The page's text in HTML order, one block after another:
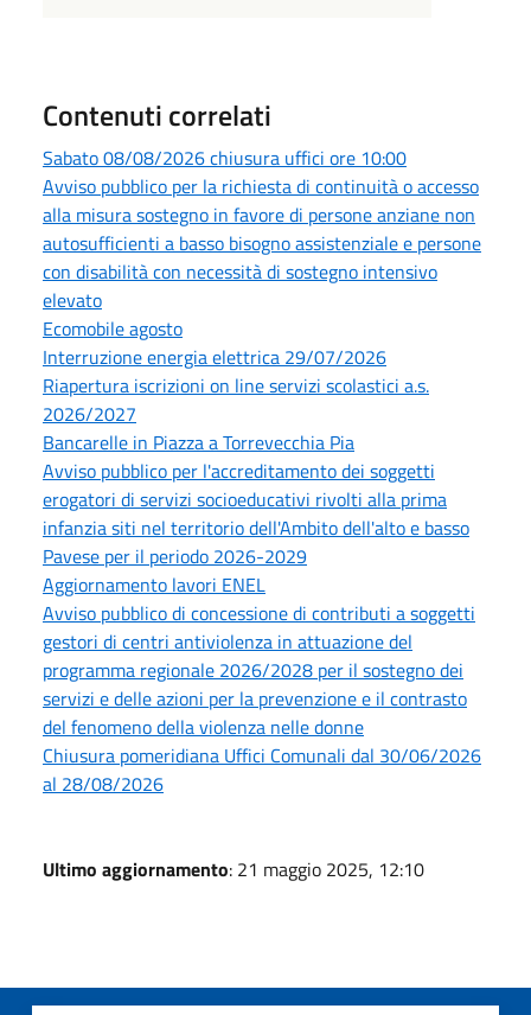
Contenuti correlati
Sabato 08/08/2026 chiusura uffici ore 10:00
Avviso pubblico per la richiesta di continuità o accesso
alla misura sostegno in favore di persone anziane non
autosufficienti a basso bisogno assistenziale e persone
con disabilità con necessità di sostegno intensivo
elevato
Ecomobile agosto
Interruzione energia elettrica 29/07/2026
Riapertura iscrizioni on line servizi scolastici a.s.
2026/2027
Bancarelle in Piazza a Torrevecchia Pia
Avviso pubblico per l'accreditamento dei soggetti
erogatori di servizi socioeducativi rivolti alla prima
infanzia siti nel territorio dell'Ambito dell'alto e basso
Pavese per il periodo 2026-2029
Aggiornamento lavori ENEL
Avviso pubblico di concessione di contributi a soggetti
gestori di centri antiviolenza in attuazione del
programma regionale 2026/2028 per il sostegno dei
servizi e delle azioni per la prevenzione e il contrasto
del fenomeno della violenza nelle donne
Chiusura pomeridiana Uffici Comunali dal 30/06/2026
al 28/08/2026
Ultimo aggiornamento: 21 maggio 2025, 12:10